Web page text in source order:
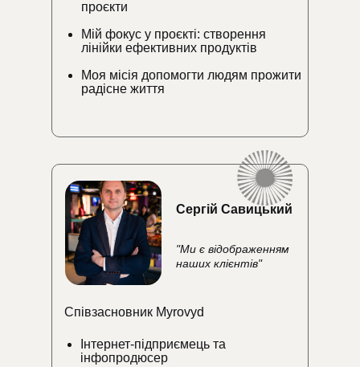
проєкти
Мій фокус у проєкті: створення
лінійки ефективних продуктів
Моя місія допомогти людям прожити
радісне життя
Інтернет-підприємець та
інфопродюсер
Сергій Савицький
"Ми є відображенням
наших клієнтів"
Співзасновник Myrovyd